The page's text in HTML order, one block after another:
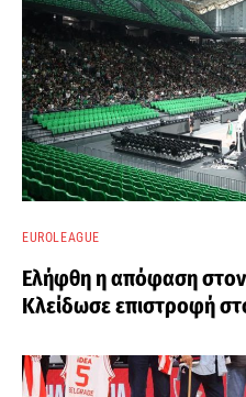
EUROLEAGUE
Ελήφθη η απόφαση
Κλείδωσε επιστροφή